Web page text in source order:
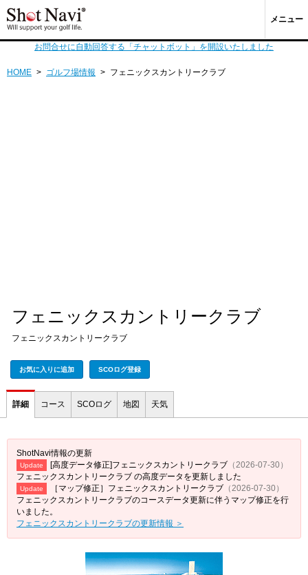
メニュー
お問合せに自動回答する「チャットボット」を開設いたしました
HOME > ゴルフ場情報 > フェニックスカントリークラブ
フェニックスカントリークラブ
フェニックスカントリークラブ
お気に入りに追加 SCOログ登録
詳細 コース SCOログ 地図 天気
ShotNavi情報の更新
Update [高度データ修正]フェニックスカントリークラブ （2026-07-30）
フェニックスカントリークラブ の高度データを更新しました
Update ［マップ修正］フェニックスカントリークラブ （2026-07-30）
フェニックスカントリークラブのコースデータ更新に伴うマップ修正を行
いました。
フェニックスカントリークラブの更新情報 ＞